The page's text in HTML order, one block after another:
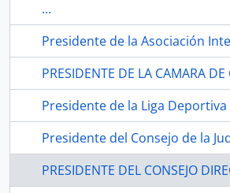
...
Presidente del Consejo de la